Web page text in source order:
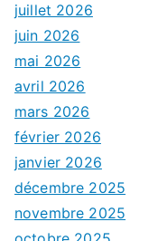
juillet 2026
juin 2026
mai 2026
avril 2026
mars 2026
février 2026
janvier 2026
décembre 2025
novembre 2025